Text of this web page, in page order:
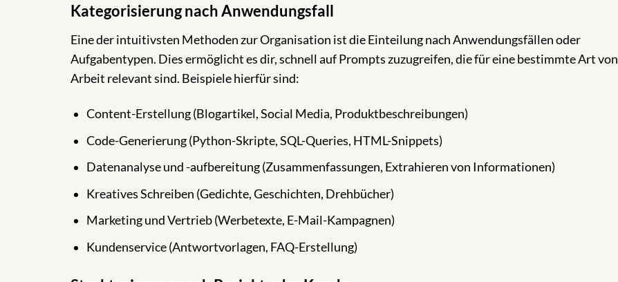
Kategorisierung nach Anwendungsfall
Eine der intuitivsten Methoden zur Organisation ist die Einteilung nach Anwendungsfällen oder
Aufgabentypen. Dies ermöglicht es dir, schnell auf Prompts zuzugreifen, die für eine bestimmte Art von
Arbeit relevant sind. Beispiele hierfür sind:
Content-Erstellung (Blogartikel, Social Media, Produktbeschreibungen)
Code-Generierung (Python-Skripte, SQL-Queries, HTML-Snippets)
Datenanalyse und -aufbereitung (Zusammenfassungen, Extrahieren von Informationen)
Kreatives Schreiben (Gedichte, Geschichten, Drehbücher)
Marketing und Vertrieb (Werbetexte, E-Mail-Kampagnen)
Kundenservice (Antwortvorlagen, FAQ-Erstellung)